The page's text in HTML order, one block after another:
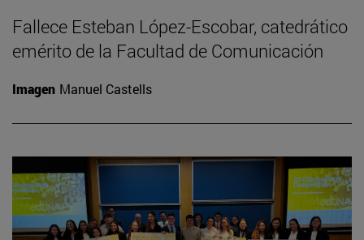
Fallece Esteban López-Escobar, catedrático
emérito de la Facultad de Comunicación
Imagen Manuel Castells